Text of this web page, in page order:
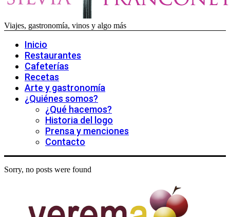
Viajes, gastronomía, vinos y algo más
Inicio
Restaurantes
Cafeterías
Recetas
Arte y gastronomía
¿Quiénes somos?
¿Qué hacemos?
Historia del logo
Prensa y menciones
Contacto
Sorry, no posts were found